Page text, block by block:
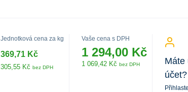
Jednotková cena za kg
369,71 Kč
305,55 Kč bez DPH
Vaše cena s DPH
1 294,00 Kč
1 069,42 Kč bez DPH
Máte
účet?